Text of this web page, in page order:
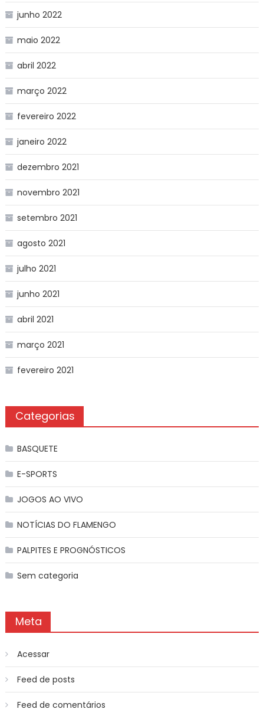
junho 2022
maio 2022
abril 2022
março 2022
fevereiro 2022
janeiro 2022
dezembro 2021
novembro 2021
setembro 2021
agosto 2021
julho 2021
junho 2021
abril 2021
março 2021
fevereiro 2021
Categorias
BASQUETE
E-SPORTS
JOGOS AO VIVO
NOTÍCIAS DO FLAMENGO
PALPITES E PROGNÓSTICOS
Sem categoria
Meta
Acessar
Feed de posts
Feed de comentários